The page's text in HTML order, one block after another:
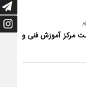
مرکز آموزش فنی و